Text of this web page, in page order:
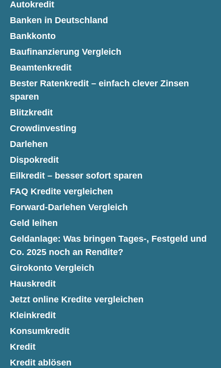
Autokredit
Banken in Deutschland
Bankkonto
Baufinanzierung Vergleich
Beamtenkredit
Bester Ratenkredit – einfach clever Zinsen
sparen
Blitzkredit
Crowdinvesting
Darlehen
Dispokredit
Eilkredit – besser sofort sparen
FAQ Kredite vergleichen
Forward-Darlehen Vergleich
Geld leihen
Geldanlage: Was bringen Tages-, Festgeld und
Co. 2025 noch an Rendite?
Girokonto Vergleich
Hauskredit
Jetzt online Kredite vergleichen
Kleinkredit
Konsumkredit
Kredit
Kredit ablösen